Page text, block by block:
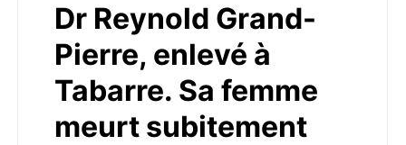
Dr Reynold Grand-
Pierre, enlevé à
Tabarre. Sa femme
meurt subitement